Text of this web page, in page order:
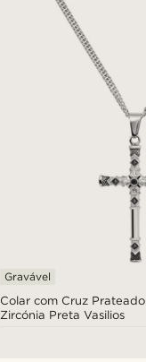
Colar com Cruz Prateado
Zircónia Preta Vasilios
Gravável